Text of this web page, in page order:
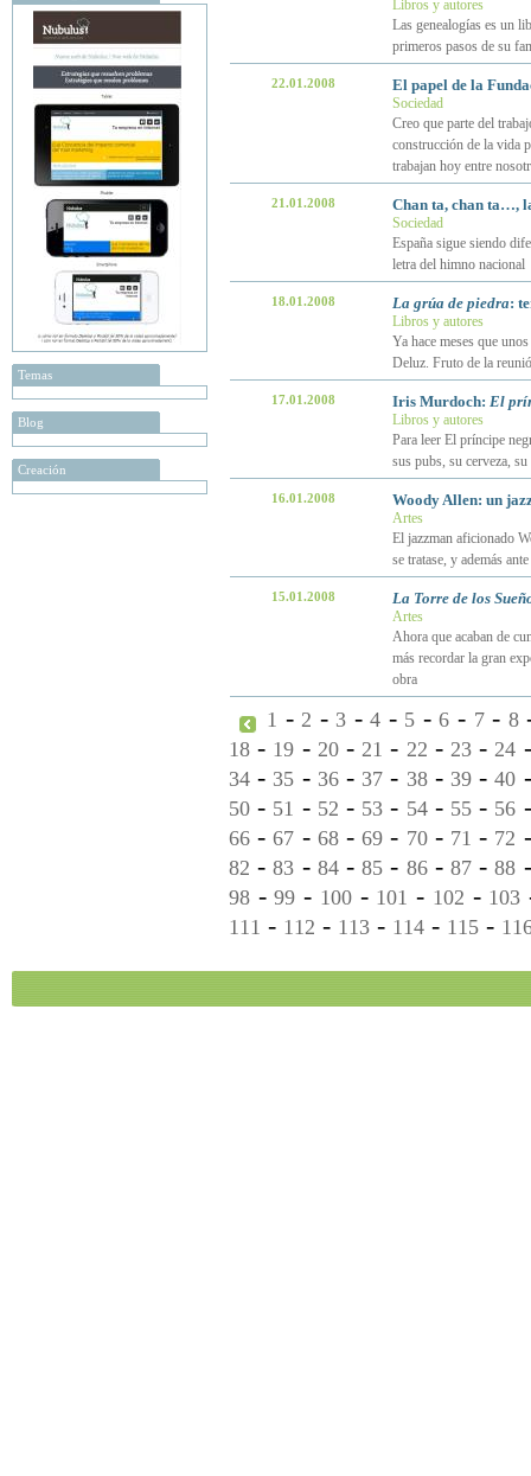
Temas
Blog
Creación
Libros y autores
Las genealogías es un
primeros pasos de su
22.01.2008 El papel de la
Sociedad
Creo que parte del
construcción de la vida
trabajan hoy entre
21.01.2008 Chan ta, chan ta…,
Sociedad
España sigue siendo
letra del himno nacional
18.01.2008 La grúa de piedra:
Libros y autores
Ya hace meses que
Deluz. Fruto de la
17.01.2008 Iris Murdoch: El
Libros y autores
Para leer El príncipe
sus pubs, su cerveza,
16.01.2008 Woody Allen: un
Artes
El jazzman aficionado
se tratase, y además
15.01.2008 La Torre de los
Artes
Ahora que acaban de
más recordar la gran
obra
1 -2 - 3 -4 - 5 -6 - 7- 8
18 - 19 - 20-21 - 22 - 23-24
34 - 35 - 36- 37 - 38- 39-40
50 - 51 - 52 - 53 - 54- 55- 56
66 -67 - 68-69 - 70- 71 - 72
82 -83 - 84-85 - 86- 87-88
98 -99 - 100- 101 - 102 - 103
111 - 112 - 113 - 114 - 115 -